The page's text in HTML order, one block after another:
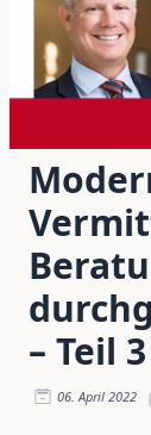
– Teil 3
06. April 2022 |